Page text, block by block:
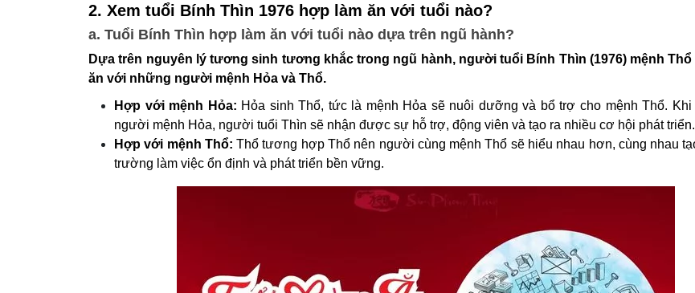
2. Xem tuổi Bính Thìn 1976 hợp làm ăn với tuổi nào?
a. Tuổi Bính Thìn hợp làm ăn với tuổi nào dựa trên ngũ hành?
Dựa trên nguyên lý tương sinh tương khắc trong ngũ hành, người tuổi Bính Thìn (1976) mệnh Thổ
ăn với những người mệnh Hỏa và Thổ.
Hợp với mệnh Hỏa: Hỏa sinh Thổ, tức là mệnh Hỏa sẽ nuôi dưỡng và bổ trợ cho mệnh Thổ.
người mệnh Hỏa, người tuổi Thìn sẽ nhận được sự hỗ trợ, động viên và tạo ra nhiều cơ hội phát triển.
Hợp với mệnh Thổ: Thổ tương hợp Thổ nên người cùng mệnh Thổ sẽ hiểu nhau hơn, cùng nhau
trường làm việc ổn định và phát triển bền vững.